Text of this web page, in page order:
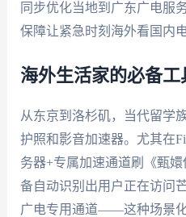
同步优化当地到广东广电服
保障让紧急时刻海外看国内
海外生活家的必备工
从东京到洛杉矶，当代留学
护照和影音加速器。尤其在
务器+专属加速通道刷《甄
备自动识别出用户正在访问
广电专用通道——这种场景